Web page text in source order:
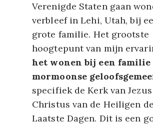
Verenigde Staten gaan
verbleef in Lehi, Utah, bij
grote familie. Het grootste
hoogtepunt van mijn
het wonen bij een familie
mormoonse
specifiek de Kerk van Jezus
Christus van de Heiligen
Laatste Dagen. Dit is een